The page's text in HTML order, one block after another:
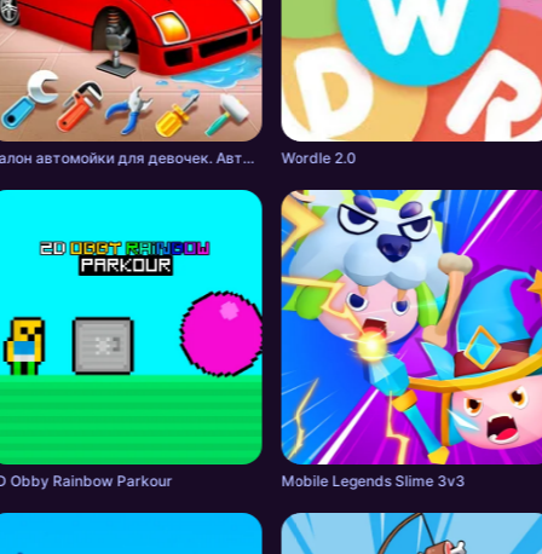
Салон автомойки для девочек. Автомастерская. Wordle 2.0
Obby Rainbow Parkour Mobile Legends Slime 3v3